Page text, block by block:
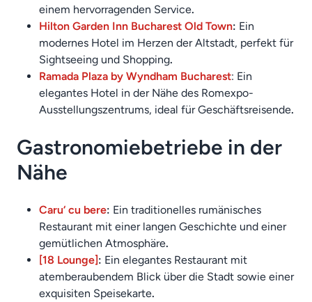
einem hervorragenden Service.
Hilton Garden Inn Bucharest Old Town: Ein
modernes Hotel im Herzen der Altstadt, perfekt für
Sightseeing und Shopping.
Ramada Plaza by Wyndham Bucharest: Ein
elegantes Hotel in der Nähe des Romexpo-
Ausstellungszentrums, ideal für Geschäftsreisende.
Gastronomiebetriebe in der
Nähe
Caru‘ cu bere: Ein traditionelles rumänisches
Restaurant mit einer langen Geschichte und einer
gemütlichen Atmosphäre.
[18 Lounge]: Ein elegantes Restaurant mit
atemberaubendem Blick über die Stadt sowie einer
exquisiten Speisekarte.